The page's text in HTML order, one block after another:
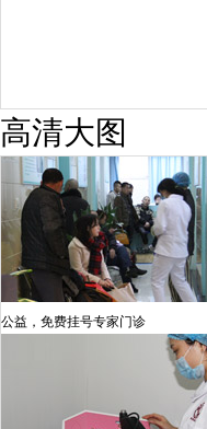
高清大图
公益，免费挂号专家门诊